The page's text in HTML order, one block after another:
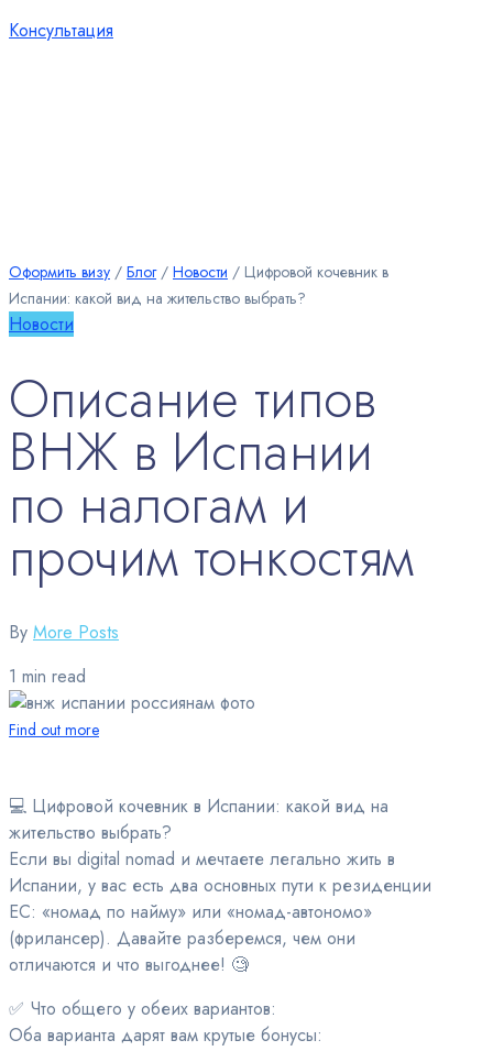
Консультация
Оформить визу ∕ Блог∕ Новости ∕ Цифровой кочевник в
Испании: какой вид на жительство выбрать?
Новости
Описание типов
ВНЖ в Испании
по налогам и
прочим тонкостям
By More Posts
1 min read
Find out more
💻 Цифровой кочевник в Испании: какой вид на
жительство выбрать?
Если вы digital nomad и мечтаете легально жить в
Испании, у вас есть два основных пути к резиденции
ЕС: «номад по найму» или «номад-автономо»
(фрилансер). Давайте разберемся, чем они
отличаются и что выгоднее! 🧐
✅ Что общего у обеих вариантов:
Оба варианта дарят вам крутые бонусы: